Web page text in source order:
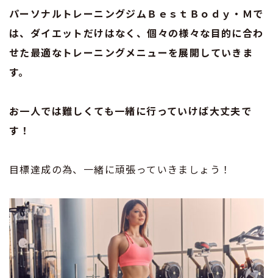
パーソナルトレーニングジムＢｅｓｔＢｏｄｙ・Ｍで
は、ダイエットだけはなく、個々の様々な目的に合わ
せた最適なトレーニングメニューを展開していきま
す。
お一人では難しくても一緒に行っていけば大丈夫で
す！
目標達成の為、一緒に頑張っていきましょう！